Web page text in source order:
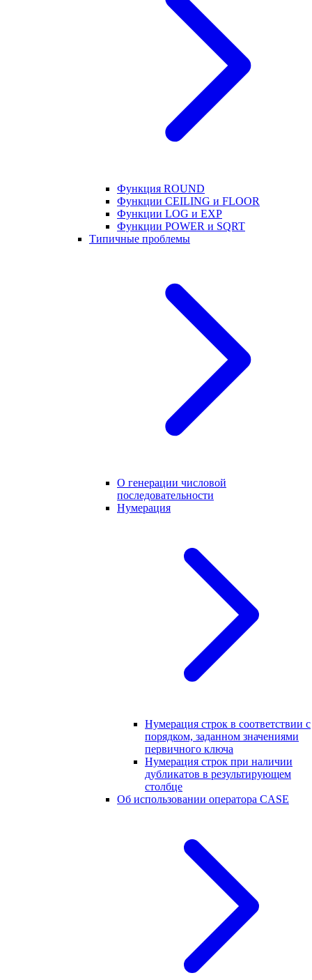
Функция ROUND
Функции CEILING и FLOOR
Функции LOG и EXP
Функции POWER и SQRT
Типичные проблемы
О генерации числовой
последовательности
Нумерация
Нумерация строк в соответствии с
порядком, заданном значениями
первичного ключа
Нумерация строк при наличии
дубликатов в результирующем
столбце
Об использовании оператора CASE